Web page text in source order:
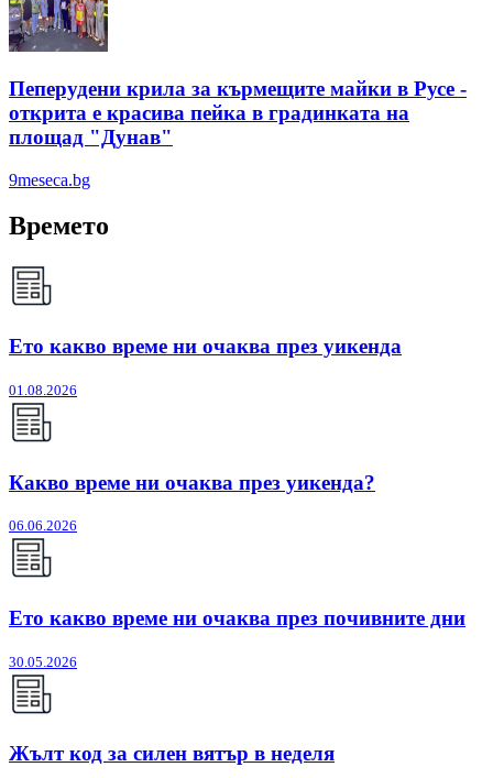
Пеперудени крила за кърмещите майки в Русе -
открита е красива пейка в градинката на
площад "Дунав"
9meseca.bg
Времето
Ето какво време ни очаква през уикенда
01.08.2026
Какво време ни очаква през уикенда?
06.06.2026
Ето какво време ни очаква през почивните дни
30.05.2026
Жълт код за силен вятър в неделя